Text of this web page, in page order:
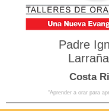
Padre
Costa
“Aprender a orar para